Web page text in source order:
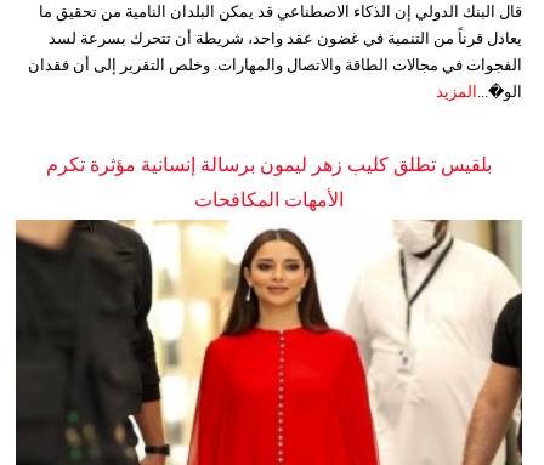
قال البنك الدولي إن الذكاء الاصطناعي قد يمكن البلدان النامية من تحقيق ما
يعادل قرناً من التنمية في غضون عقد واحد، شريطة أن تتحرك بسرعة لسد
الفجوات في مجالات الطاقة والاتصال والمهارات. وخلص التقرير إلى أن فقدان
الو�... المزيد
بلقيس تطلق كليب زهر ليمون برسالة إنسانية مؤثرة تكرم
الأمهات المكافحات